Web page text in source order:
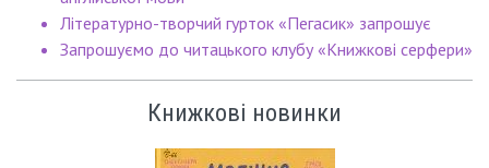
Літературно-творчий гурток «Пегасик» запрошує
Запрошуємо до читацького клубу «Книжкові серфери»
Книжкові новинки